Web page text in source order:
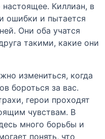
Киллиан, в
ошибки и пытается
Они оба учатся
такими, какие они
измениться, когда
бороться за вас.
герои проходят
чувствам. В
много борьбы и
понять, что